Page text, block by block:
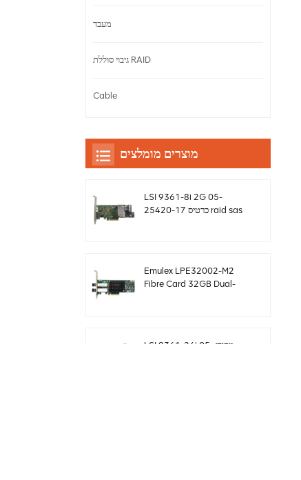
מעבד
גיבוי סוללת RAID
Cable
מוצרים מומלצים
LSI 9361-8i 2G 05-
25420-17 כרטיס raid sas
Emulex LPE32002-M2
Fibre Card 32GB Dual-
LSI 9361-24i מקורי 05-